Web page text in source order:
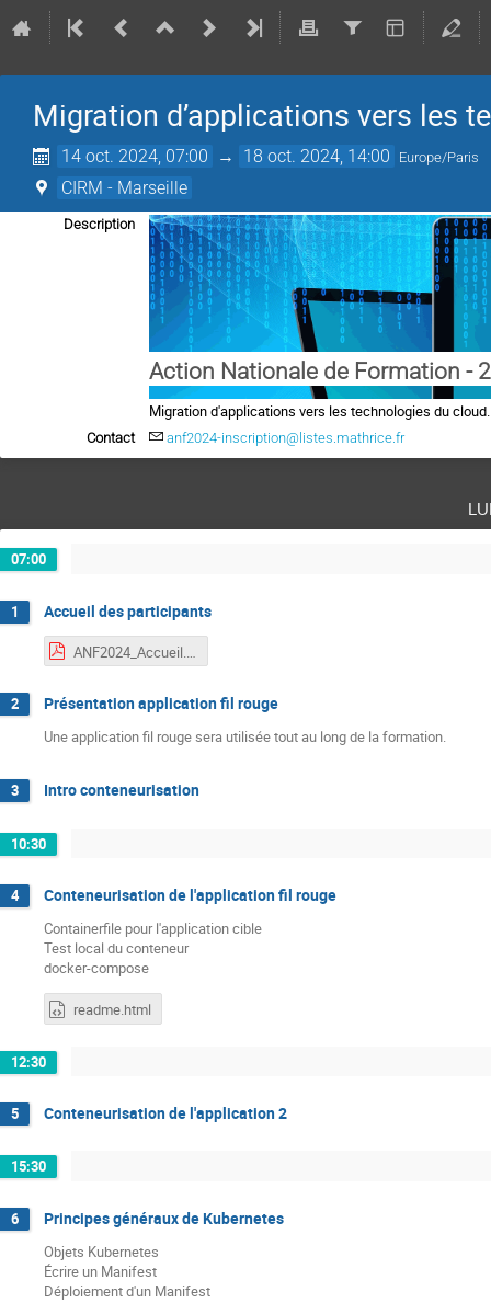
Migration d’applications vers les
14 oct. 2024, 07:00 → 18 oct. 2024, 14:00 Europe/Paris
CIRM - Marseille
Description
Action Nationale de Formation -
Migration d'applications vers les technologies du cloud.
Contact anf2024-inscription@listes.mathrice.fr
07:00
1 Accueil des participants
2 Présentation application fil rouge
Une application fil rouge sera utilisée tout au long de la formation.
3 Intro conteneurisation
10:30
4 Conteneurisation de l'application fil rouge
Containerfile pour l'application cible
Test local du conteneur
docker-compose
readme.html
12:30
5 Conteneurisation de l'application 2
15:30
6 Principes généraux de Kubernetes
Objets Kubernetes
Écrire un Manifest
Déploiement d'un Manifest